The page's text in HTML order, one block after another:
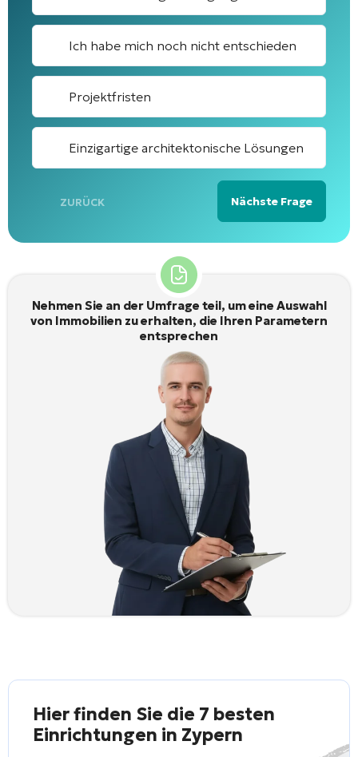
Ich habe mich noch nicht entschieden
Projektfristen
Einzigartige architektonische Lösungen
ZURÜCK Nächste Frage
Alternative:
Nehmen Sie an der Umfrage teil, um eine Auswahl
von Immobilien zu erhalten, die Ihren Parametern
entsprechen
Hier finden Sie die 7 besten
Einrichtungen in Zypern